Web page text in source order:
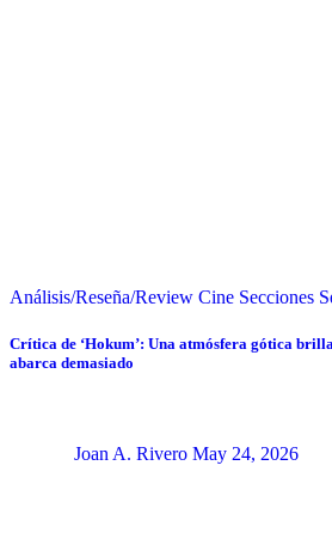
Análisis/Reseña/Review Cine Secciones
Crítica de ‘Hokum’: Una atmósfera gótica
abarca demasiado
Joan A. Rivero May 24, 2026